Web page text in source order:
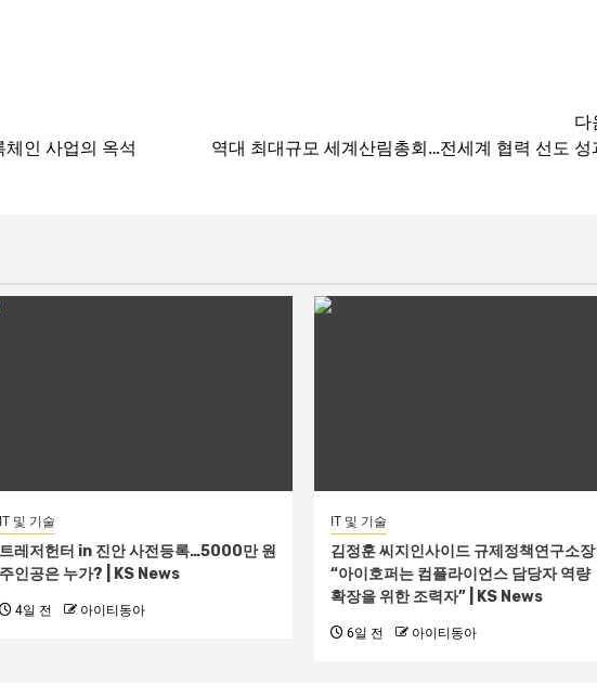
인 사업의 옥석
다
역대 최대규모 세계산림총회…전세계 협력 선도 성
IT 및 기술
트레저헌터 in 진안 사전등록…5000만 원
주인공은 누가? | KS News
4일 전 아이티동아
IT 및 기술
김정훈 씨지인사이드 규제정책연구소장
“아이호퍼는 컴플라이언스 담당자 역량
확장을 위한 조력자” | KS News
6일 전 아이티동아